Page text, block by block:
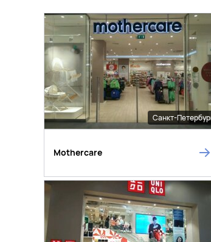
Санкт-
Mothercare